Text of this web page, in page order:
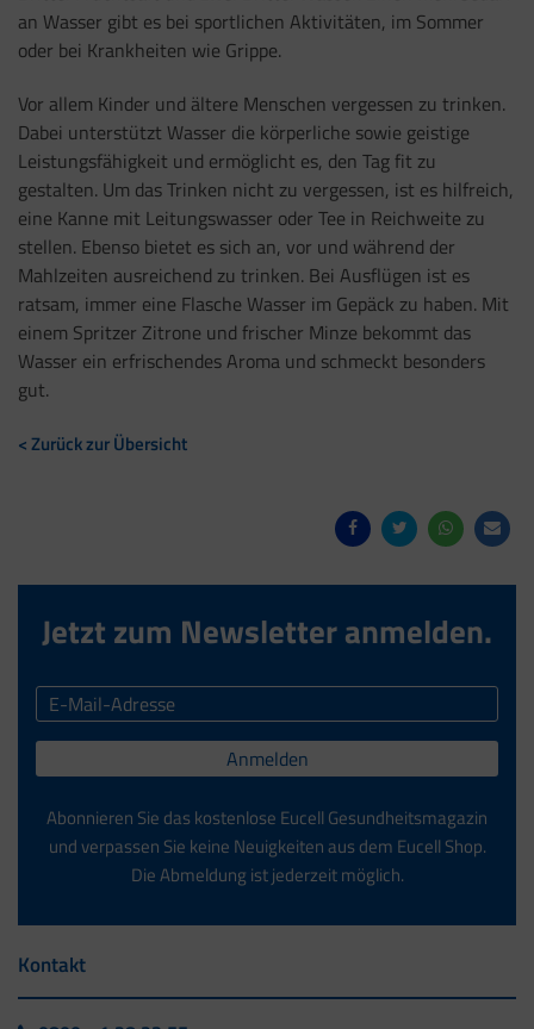
an Wasser gibt es bei sportlichen Aktivitäten, im Sommer
oder bei Krankheiten wie Grippe.
Vor allem Kinder und ältere Menschen vergessen zu trinken.
Dabei unterstützt Wasser die körperliche sowie geistige
Leistungsfähigkeit und ermöglicht es, den Tag fit zu
gestalten. Um das Trinken nicht zu vergessen, ist es hilfreich,
eine Kanne mit Leitungswasser oder Tee in Reichweite zu
stellen. Ebenso bietet es sich an, vor und während der
Mahlzeiten ausreichend zu trinken. Bei Ausflügen ist es
ratsam, immer eine Flasche Wasser im Gepäck zu haben. Mit
einem Spritzer Zitrone und frischer Minze bekommt das
Wasser ein erfrischendes Aroma und schmeckt besonders
gut.
< Zurück zur Übersicht
Jetzt zum Newsletter anmelden.
Anmelden
Abonnieren Sie das kostenlose Eucell Gesundheitsmagazin
und verpassen Sie keine Neuigkeiten aus dem Eucell Shop.
Die Abmeldung ist jederzeit möglich.
Kontakt